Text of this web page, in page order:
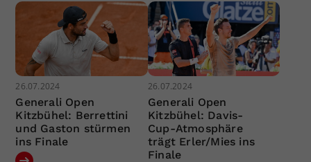
26.07.2024
Generali Open
Kitzbühel: Berrettini
und Gaston stürmen
ins Finale
26.07.2024
Generali Open
Kitzbühel: Davis-
Cup-Atmosphäre
trägt Erler/Mies ins
Finale